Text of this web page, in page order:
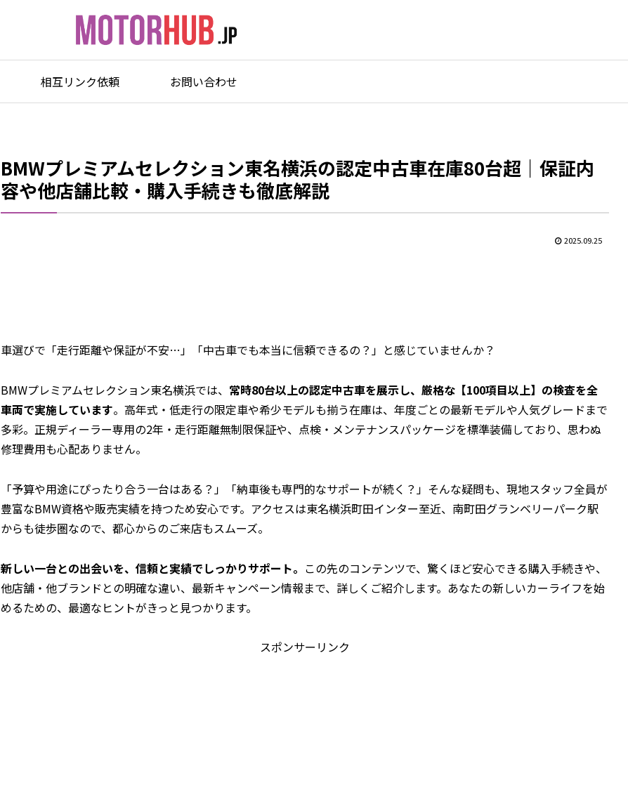
相互リンク依頼 お問い合わせ
BMWプレミアムセレクション東名横浜の認定中古車在庫80台超｜保証内
容や他店舗比較・購入手続きも徹底解説
2025.09.25
車選びで「走行距離や保証が不安…」「中古車でも本当に信頼できるの？」と感じていませんか？
BMWプレミアムセレクション東名横浜では、 常時80台以上の認定中古車を展示し、厳格な【100項目以上】の検査を全
車両で実施しています。高年式・低走行の限定車や希少モデルも揃う在庫は、年度ごとの最新モデルや人気グレードまで
多彩。正規ディーラー専用の2年・走行距離無制限保証や、点検・メンテナンスパッケージを標準装備しており、思わぬ
修理費用も心配ありません。
「予算や用途にぴったり合う一台はある？」「納車後も専門的なサポートが続く？」そんな疑問も、現地スタッフ全員が
豊富なBMW資格や販売実績を持つため安心です。アクセスは東名横浜町田インター至近、南町田グランベリーパーク駅
からも徒歩圏なので、都心からのご来店もスムーズ。
新しい一台との出会いを、信頼と実績でしっかりサポート。 この先のコンテンツで、驚くほど安心できる購入手続きや、
他店舗・他ブランドとの明確な違い、最新キャンペーン情報まで、詳しくご紹介します。あなたの新しいカーライフを始
めるための、最適なヒントがきっと見つかります。
スポンサーリンク